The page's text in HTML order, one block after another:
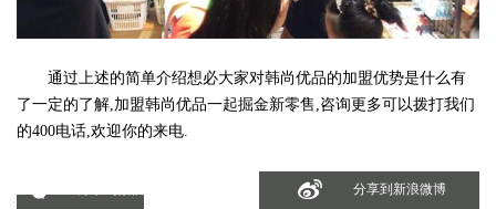
通过上述的简单介绍想必大家对韩尚优品的加盟优势是什么有
了一定的了解,加盟韩尚优品一起掘金新零售,咨询更多可以拨打我们
的400电话,欢迎你的来电.
分享到新浪微博